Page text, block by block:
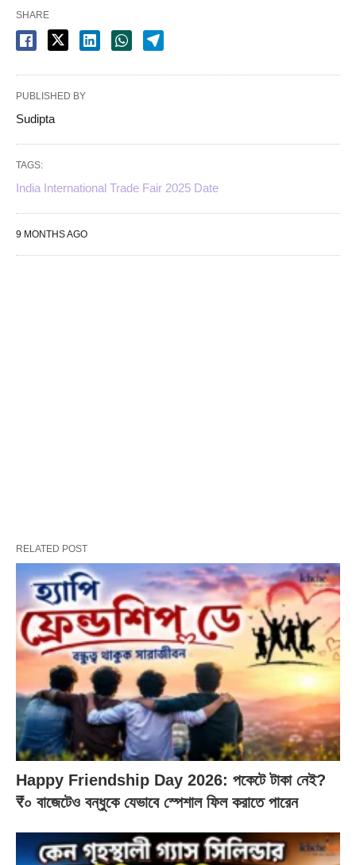
SHARE
PUBLISHED BY
Sudipta
TAGS:
India International Trade Fair 2025 Date
9 MONTHS AGO
RELATED POST
Happy Friendship Day 2026: পকেটে টাকা নেই?
₹০ বাজেটেও বন্ধুকে যেভাবে স্পেশাল ফিল করাতে পারেন